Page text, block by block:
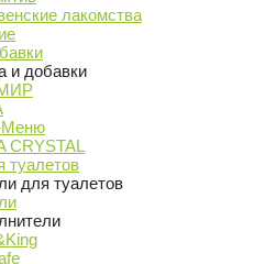
лакомства
и добавки
Меню
CRYSTAL
туалетов
для туалетов